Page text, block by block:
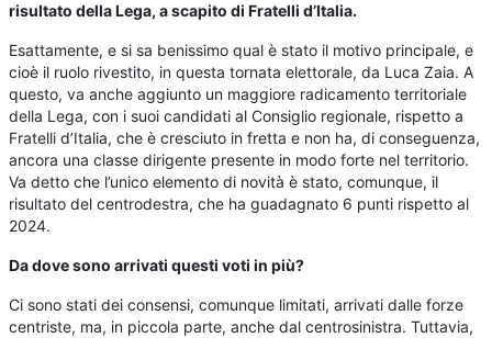
risultato della Lega, a scapito di Fratelli d’Italia.
Esattamente, e si sa benissimo qual è stato il motivo principale, e
cioè il ruolo rivestito, in questa tornata elettorale, da Luca Zaia. A
questo, va anche aggiunto un maggiore radicamento territoriale
della Lega, con i suoi candidati al Consiglio regionale, rispetto a
Fratelli d’Italia, che è cresciuto in fretta e non ha, di conseguenza,
ancora una classe dirigente presente in modo forte nel territorio.
Va detto che l’unico elemento di novità è stato, comunque, il
risultato del centrodestra, che ha guadagnato 6 punti rispetto al
2024.
Da dove sono arrivati questi voti in più?
Ci sono stati dei consensi, comunque limitati, arrivati dalle forze
centriste, ma, in piccola parte, anche dal centrosinistra. Tuttavia,